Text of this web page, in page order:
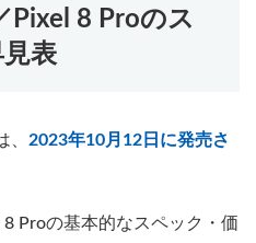
Pixel 8 Proのス
表
、 2023年10月12日に発売さ
Proの基本的なスペック・価